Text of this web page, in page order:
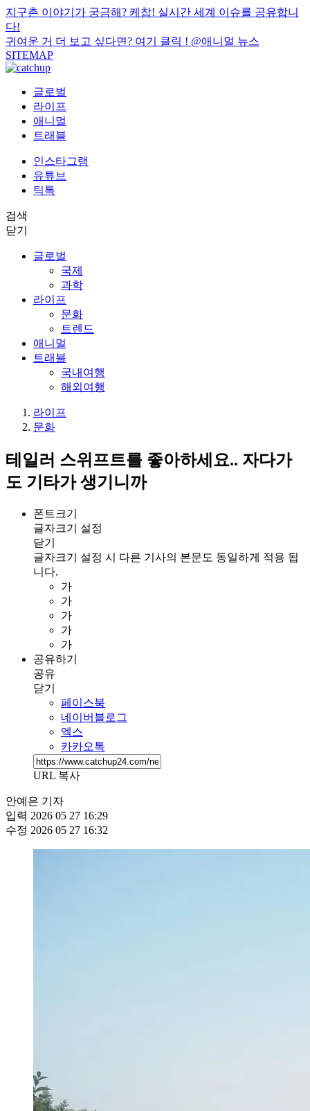
지구촌 이야기가 궁금해? 케찹! 실시간 세계 이슈를 공유합니
다!
귀여운 거 더 보고 싶다면? 여기 클릭 ! @애니멀 뉴스
SITEMAP
글로벌
라이프
애니멀
트래블
인스타그램
유튜브
틱톡
검색
닫기
글로벌
국제
과학
라이프
문화
트렌드
애니멀
트래블
국내여행
해외여행
라이프
문화
테일러 스위프트를 좋아하세요.. 자다가
도 기타가 생기니까
폰트크기
글자크기 설정
닫기
글자크기 설정 시 다른 기사의 본문도 동일하게 적용 됩
니다.
가
가
가
가
가
공유하기
공유
닫기
페이스북
네이버블로그
엑스
카카오톡
URL 복사
안예은 기자
입력 2026 05 27 16:29
수정 2026 05 27 16:32